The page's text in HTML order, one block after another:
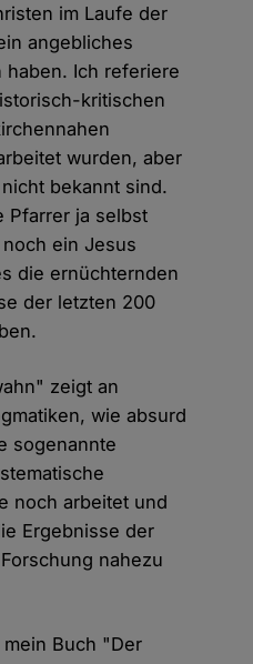
im Laufe der
angebliches
haben. Ich referiere
kritischen
wurden, aber
bekannt sind.
Pfarrer ja selbst
ein Jesus
die ernüchternden
der letzten 200
zeigt an
wie absurd
sogenannte
noch arbeitet und
Ergebnisse der
nahezu
Buch "Der